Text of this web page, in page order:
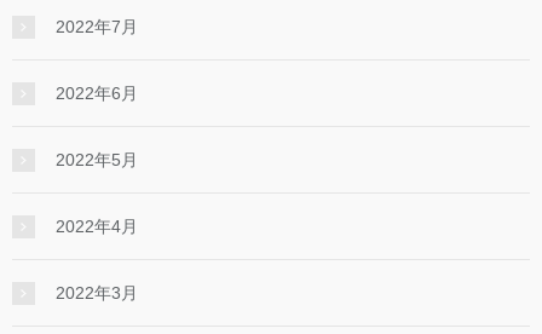
2022年7月
2022年6月
2022年5月
2022年4月
2022年3月